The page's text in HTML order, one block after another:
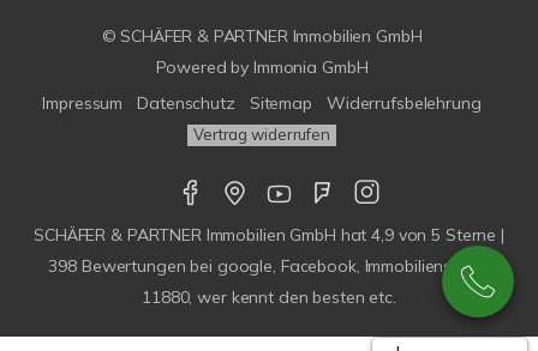
© SCHÄFER & PARTNER Immobilien GmbH
Powered by Immonia GmbH
Impressum
Datenschutz Sitemap Widerrufsbelehrung
Vertrag widerrufen
SCHÄFER & PARTNER Immobilien GmbH hat4,9von5 Sterne |
398 Bewertungen bei google, Facebook, Immobilienscout,
11880, wer kennt den besten etc.